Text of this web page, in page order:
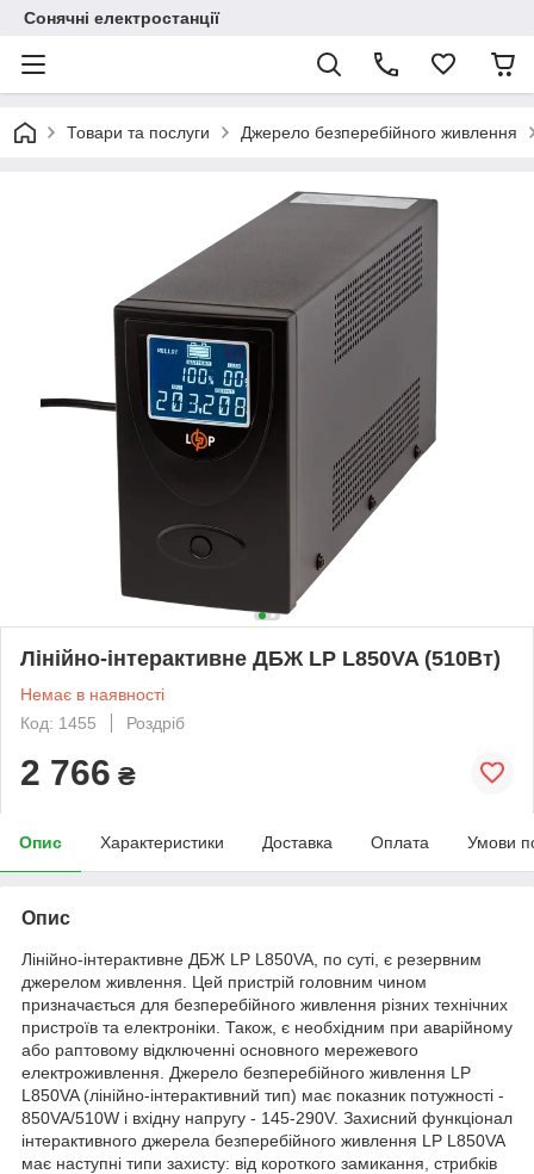
Сонячні електростанції
Товари та послуги Джерело безперебійного живлення
Лінійно-інтерактивне ДБЖ LP L850VA (510Вт)
Немає в наявності
Код: 1455
Роздріб
2 766 ₴
Опис Характеристики Доставка Оплата Умови
Опис
Лінійно-інтерактивне ДБЖ LP L850VA, по суті, є резервним
джерелом живлення. Цей пристрій головним чином
призначається для безперебійного живлення різних технічних
пристроїв та електроніки. Також, є необхідним при аварійному
або раптовому відключенні основного мережевого
електроживлення. Джерело безперебійного живлення LP
L850VA (лінійно-інтерактивний тип) має показник потужності -
850VA/510W і вхідну напругу - 145-290V. Захисний функціонал
інтерактивного джерела безперебійного живлення LP L850VA
має наступні типи захисту: від короткого замикання, стрибків